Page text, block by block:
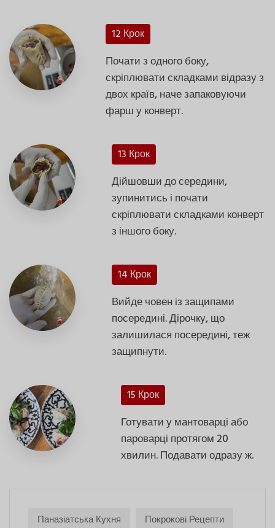
12 Крок
Почати з одного боку,
скріплювати складками відразу з
двох країв, наче запаковуючи
фарш у конверт.
13 Крок
Дійшовши до середини,
зупинитись і почати
скріплювати складками конверт
з іншого боку.
14 Крок
Вийде човен із защипами
посередині. Дірочку, що
залишилася посередині, теж
защипнути.
15 Крок
Готувати у мантоварці або
пароварці протягом 20
хвилин. Подавати одразу ж.
Паназіатська Кухня
Покрокові Рецепти